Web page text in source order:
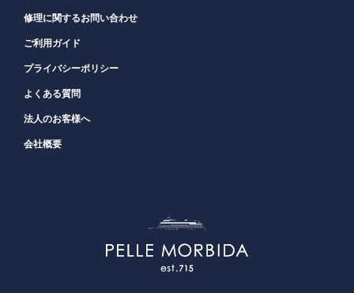
修理に関するお問い合わせ
ご利用ガイド
プライバシーポリシー
よくある質問
法人のお客様へ
会社概要